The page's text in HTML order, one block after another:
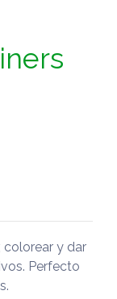
colorear y dar
Perfecto